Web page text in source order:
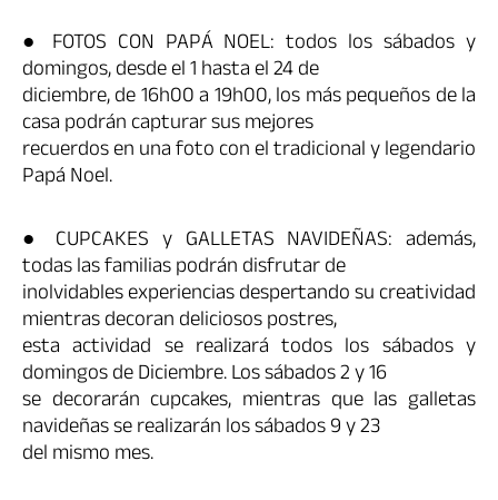
● FOTOS CON PAPÁ NOEL: todos los sábados y
domingos, desde el 1 hasta el 24 de
diciembre, de 16h00 a 19h00, los más pequeños de la
casa podrán capturar sus mejores
recuerdos en una foto con el tradicional y legendario
Papá Noel.
● CUPCAKES y GALLETAS NAVIDEÑAS: además,
todas las familias podrán disfrutar de
inolvidables experiencias despertando su creatividad
mientras decoran deliciosos postres,
esta actividad se realizará todos los sábados y
domingos de Diciembre. Los sábados 2 y 16
se decorarán cupcakes, mientras que las galletas
navideñas se realizarán los sábados 9 y 23
del mismo mes.